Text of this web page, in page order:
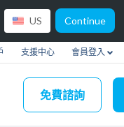
US Continue
支援中心 會員登入
免費諮詢